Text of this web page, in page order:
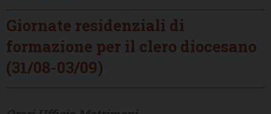
Giornate residenziali di
formazione per il clero diocesano
(31/08-03/09)